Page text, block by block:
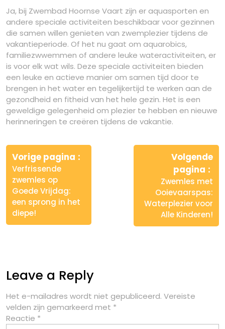
Ja, bij Zwembad Hoornse Vaart zijn er aquasporten en
andere speciale activiteiten beschikbaar voor gezinnen
die samen willen genieten van zwemplezier tijdens de
vakantieperiode. Of het nu gaat om aquarobics,
familiezwwemmen of andere leuke wateractiviteiten, er
is voor elk wat wils. Deze speciale activiteiten bieden
een leuke en actieve manier om samen tijd door te
brengen in het water en tegelijkertijd te werken aan de
gezondheid en fitheid van het hele gezin. Het is een
geweldige gelegenheid om plezier te hebben en nieuwe
herinneringen te creëren tijdens de vakantie.
Berichtnavigatie
Vorige pagina
Verfrissende
zwemles op
Goede Vrijdag:
een sprong in het
diepe!
Volgende
pagina
Zwemles met
Ooievaarspas:
Waterplezier voor
Alle Kinderen!
Leave a Reply
Het e-mailadres wordt niet gepubliceerd. Vereiste
velden zijn gemarkeerd met *
Reactie *